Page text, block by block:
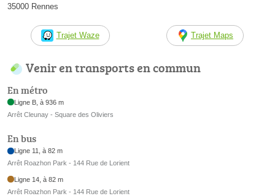
35000 Rennes
Trajet Waze Trajet Maps
Venir en transports en commun
En métro
Ligne B, à 936 m
Arrêt Cleunay - Square des Oliviers
En bus
Ligne 11, à 82 m
Arrêt Roazhon Park - 144 Rue de Lorient
Ligne 14, à 82 m
Arrêt Roazhon Park - 144 Rue de Lorient